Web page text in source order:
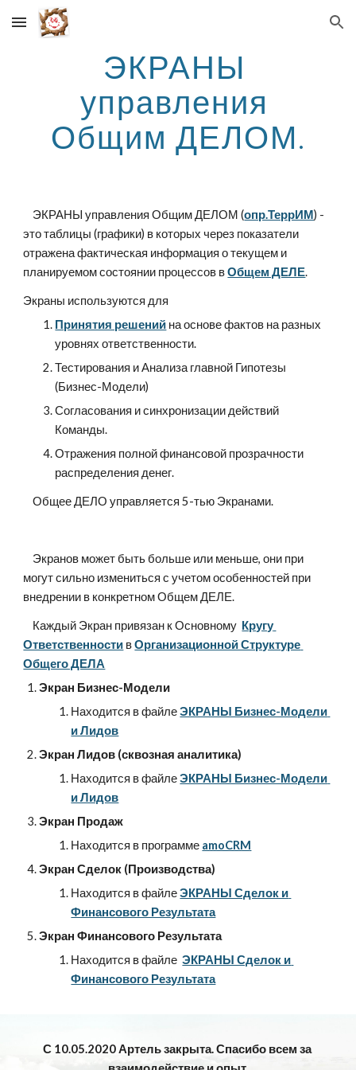
Skip to main content Skip to navigation
ЭКРАНЫ
управления
Общим ДЕЛОМ.
    ЭКРАНЫ управления Общим ДЕЛОМ (
опр.ТеррИМ) -
это таблицы (графики) в которых через показатели
отражена фактическая информация о текущем и
планируемом состоянии процессов в Общем ДЕЛЕ.
Экраны используются для
Принятия решений на основе фактов на разных
уровнях ответственности.
Тестирования и Анализа главной Гипотезы
(Бизнес-Модели)
Согласования и синхронизации действий
Команды.
Отражения полной финансовой прозрачности
распределения денег.
    Общее ДЕЛО управляется 5-тью Экранами.
могут сильно измениться с учетом особенностей при
внедрении в конкретном Общем ДЕЛЕ.
    Каждый Экран привязан к Основному
Кругу
Ответственности в Организационной Структуре
Общего ДЕЛА
Экран Бизнес-Модели
Находится в файле ЭКРАНЫ Бизнес-Модели
и Лидов
Экран Лидов (сквозная аналитика)
Находится в файле ЭКРАНЫ Бизнес-Модели
и Лидов
Экран Продаж
Находится в программе amoCRM
Экран Сделок (Производства)
Находится в файле ЭКРАНЫ Сделок и
Финансового Результата
Экран Финансового Результата
Находится в файле ЭКРАНЫ Сделок и
Финансового Результата
С 10.05.2020 Артель закрыта. Спасибо всем за